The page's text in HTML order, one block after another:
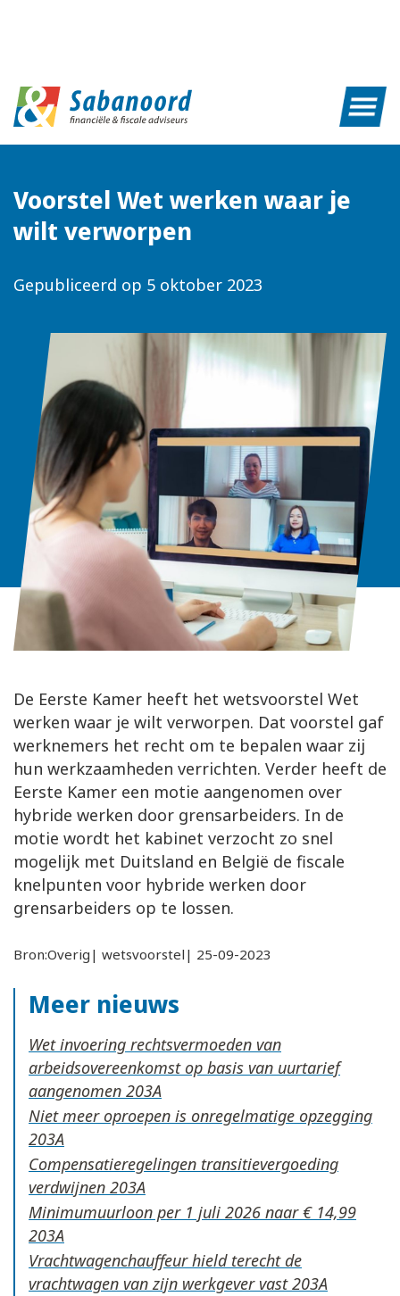
Voorstel Wet werken waar je
wilt verworpen
Gepubliceerd op 5 oktober 2023
De Eerste Kamer heeft het wetsvoorstel Wet
werken waar je wilt verworpen. Dat voorstel gaf
werknemers het recht om te bepalen waar zij
hun werkzaamheden verrichten. Verder heeft de
Eerste Kamer een motie aangenomen over
hybride werken door grensarbeiders. In de
motie wordt het kabinet verzocht zo snel
mogelijk met Duitsland en België de fiscale
knelpunten voor hybride werken door
grensarbeiders op te lossen.
Bron:Overig| wetsvoorstel| 25-09-2023
Meer nieuws
Wet invoering rechtsvermoeden van
arbeidsovereenkomst op basis van uurtarief
aangenomen
Niet meer oproepen is onregelmatige opzegging
Compensatieregelingen transitievergoeding
verdwijnen
Minimumuurloon per 1 juli 2026 naar € 14,99
Vrachtwagenchauffeur hield terecht de
vrachtwagen van zijn werkgever vast